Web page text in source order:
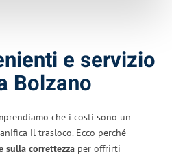
e servizio
Bolzano
che i costi sono un
il trasloco. Ecco perché
sulla correttezza per offrirti